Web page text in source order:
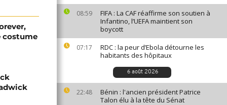
08:59
FIFA : La CAF réaffirme son soutien à
Infantino, l’UEFA maintient son
boycott
07:17
RDC : la peur d’Ebola détourne les
habitants des hôpitaux
6 août 2026
22:48
Bénin : l'ancien président Patrice
Talon élu à la tête du Sénat
costume